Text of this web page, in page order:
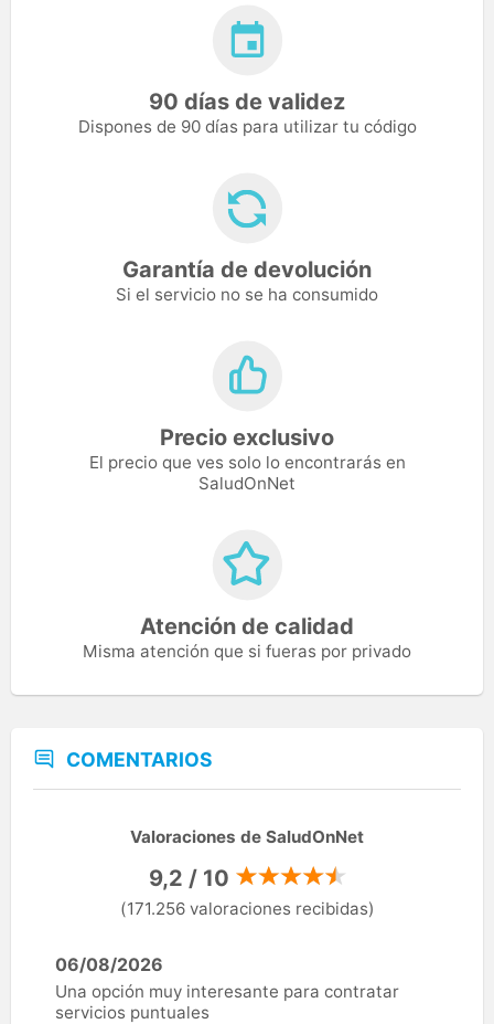
90 días de validez
Dispones de 90 días para utilizar tu código
Garantía de devolución
Si el servicio no se ha consumido
Precio exclusivo
El precio que ves solo lo encontrarás en
SaludOnNet
Atención de calidad
Misma atención que si fueras por privado
COMENTARIOS
Valoraciones de SaludOnNet
9,2 / 10
(171.256 valoraciones recibidas)
06/08/2026
Una opción muy interesante para contratar
servicios puntuales